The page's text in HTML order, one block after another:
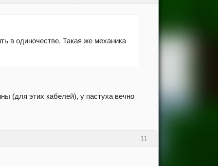
в одиночестве. Такая же механика
(для этих кабелей), у пастуха вечно
11